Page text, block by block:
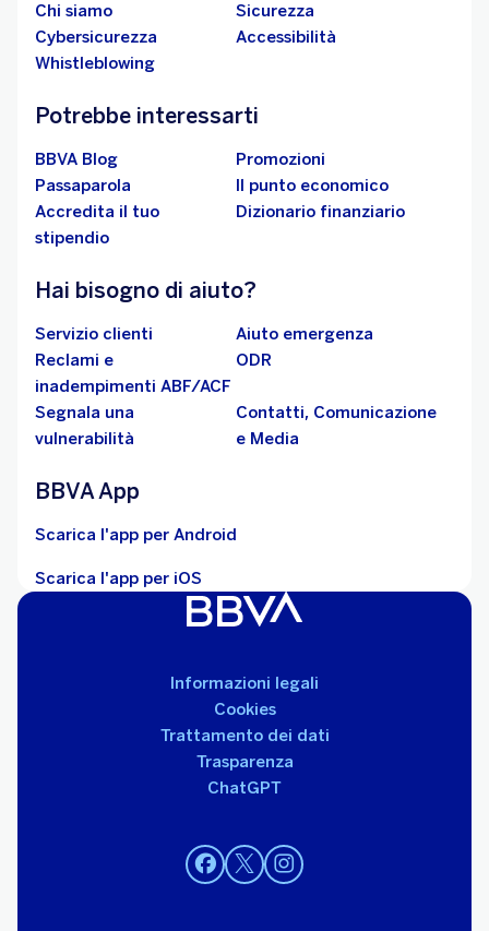
Chi siamo
Sicurezza
Cybersicurezza
Accessibilità
Whistleblowing
Potrebbe interessarti
BBVA Blog
Promozioni
Passaparola
Il punto economico
Accredita il tuo
stipendio
Dizionario finanziario
Hai bisogno di aiuto?
Servizio clienti
Aiuto emergenza
Reclami e
inadempimenti ABF/ACF
ODR
Segnala una
vulnerabilità
Contatti, Comunicazione
e Media
BBVA App
Scarica l'app per Android
Scarica l'app per iOS
Informazioni legali
Cookies
Trattamento dei dati
Trasparenza
ChatGPT